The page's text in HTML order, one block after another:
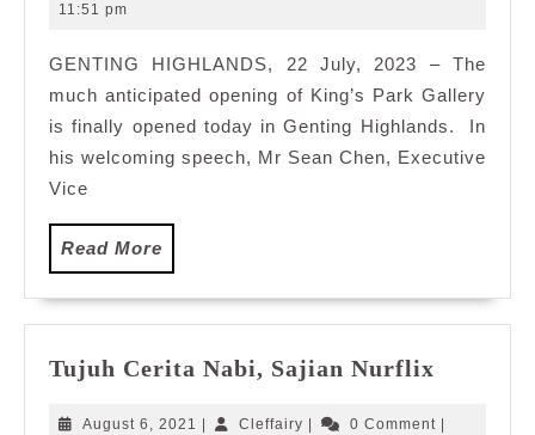
Kemiskinan
Showcase
The
Development
of
Hub
and
Central
Business
District
in
11:51 pm
GENTING HIGHLANDS, 22 July, 2023 – The
much anticipated opening of King’s Park Gallery
is finally opened today in Genting Highlands. In
his welcoming speech, Mr Sean Chen, Executive
Vice
Read More
More
Tujuh Cerita Nabi, Sajian Nurflix
Nabi,
August 6, 2021
August
| Cleffairy Cleffairy
| 0 Comment |